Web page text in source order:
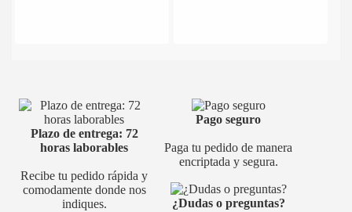
Plazo de entrega: 72
horas laborables
Recibe tu pedido rápida y
comodamente donde nos
indiques.
Pago seguro
Paga tu pedido de manera
encriptada y segura.
¿Dudas o preguntas?